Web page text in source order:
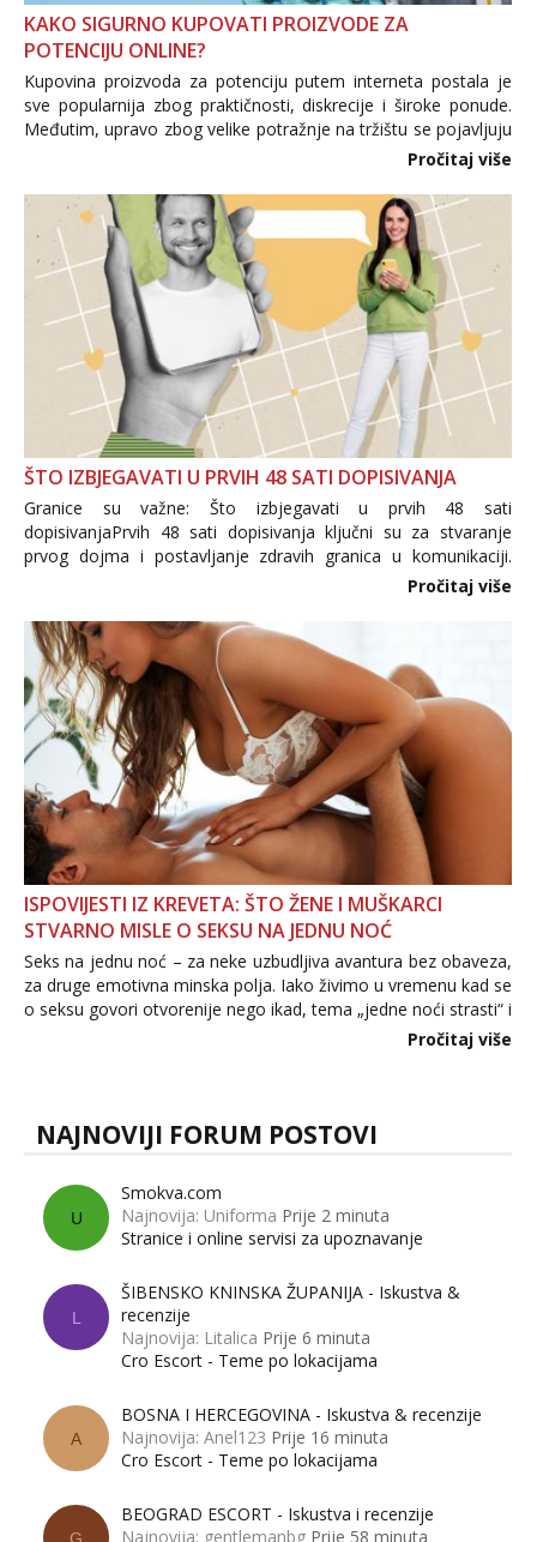
KAKO SIGURNO KUPOVATI PROIZVODE ZA
POTENCIJU ONLINE?
Kupovina proizvoda za potenciju putem interneta postala je
sve popularnija zbog praktičnosti, diskrecije i široke ponude.
Međutim, upravo zbog velike potražnje na tržištu se pojavljuju
i brojni krivotvoreni proizvodi, nepouzdane internetske
Pročitaj više
ŠTO IZBJEGAVATI U PRVIH 48 SATI DOPISIVANJA
Granice su važne: Što izbjegavati u prvih 48 sati
dopisivanjaPrvih 48 sati dopisivanja ključni su za stvaranje
prvog dojma i postavljanje zdravih granica u komunikaciji.
Važno je izbjeći prebrzo otkrivanje osobnih ili intimnih
informacija, jer nepoznata osoba još nije zaslužila to
povjerenje. Takođe...
Pročitaj više
ISPOVIJESTI IZ KREVETA: ŠTO ŽENE I MUŠKARCI
STVARNO MISLE O SEKSU NA JEDNU NOĆ
Seks na jednu noć – za neke uzbudljiva avantura bez obaveza,
za druge emotivna minska polja. Iako živimo u vremenu kad se
o seksu govori otvorenije nego ikad, tema „jedne noći strasti“ i
dalje izaziva burne rasprave. Što zapravo misle žene, a što
Pročitaj više
NAJNOVIJI FORUM POSTOVI
U
Smokva.com
Najnovija: Uniforma Prije 2 minuta
Stranice i online servisi za upoznavanje
L
ŠIBENSKO KNINSKA ŽUPANIJA - Iskustva &
recenzije
Najnovija: Litalica Prije 6 minuta
Cro Escort - Teme po lokacijama
A
BOSNA I HERCEGOVINA - Iskustva & recenzije
Najnovija: Anel123 Prije 16 minuta
Cro Escort - Teme po lokacijama
BEOGRAD ESCORT - Iskustva i recenzije
Najnovija: gentlemanbg Prije 58 minuta